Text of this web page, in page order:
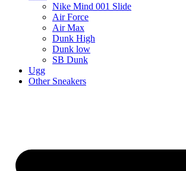
Nike Mind 001 Slide
Air Force
Air Max
Dunk High
Dunk low
SB Dunk
Ugg
Other Sneakers